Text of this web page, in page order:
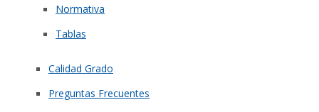
Normativa
Tablas
Calidad Grado
Preguntas Frecuentes